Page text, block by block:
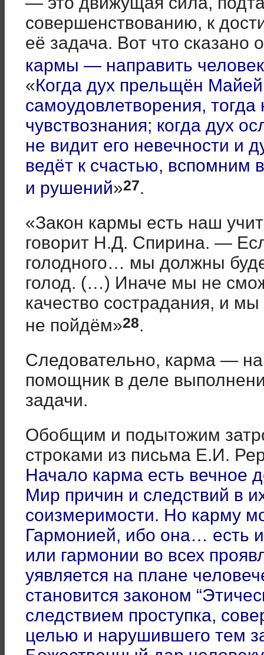
совершенствованию, к
её задача. Вот что сказано
кармы — направить
«Когда дух прельщён
самоудовлетворения,
чувствознания; когда дух
не видит его невечности и
ведёт к счастью, вспомним
и рушений»27.
«Закон кармы есть наш
говорит Н.Д. Спирина. —
голодного… мы должны
голод. (…) Иначе мы не
качество сострадания, и
не пойдём»28.
Следовательно, карма —
помощник в деле
задачи.
Обобщим и подытожим
строками из письма Е.И.
Начало карма есть вечное
Мир причин и следствий в
соизмеримости. Но карму
Гармонией, ибо она… есть
или гармонии во всех
уявляется на плане
становится законом
следствием проступка,
целью и нарушившего тем